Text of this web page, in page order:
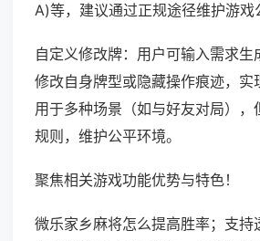
A)等，建议通过正规途径维护游戏
自定义修改牌：用户可输入需求生
修改自身牌型或隐藏操作痕迹，实
用于多种场景（如与好友对局），
规则，维护公平环境。
聚焦相关游戏功能优势与特色！
微乐家乡麻将怎么提高胜率；支持